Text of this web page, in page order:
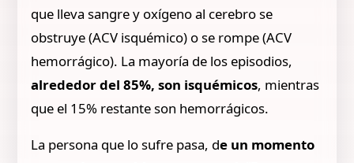
que lleva sangre y oxígeno al cerebro se
obstruye (ACV isquémico) o se rompe (ACV
hemorrágico). La mayoría de los episodios,
alrededor del 85%, son isquémicos, mientras
que el 15% restante son hemorrágicos.
La persona que lo sufre pasa, de un momento